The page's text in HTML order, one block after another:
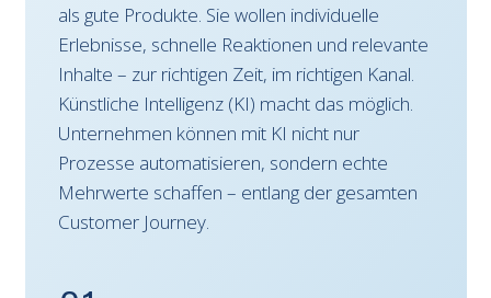
als gute Produkte. Sie wollen individuelle
Erlebnisse, schnelle Reaktionen und relevante
Inhalte – zur richtigen Zeit, im richtigen Kanal.
Künstliche Intelligenz (KI) macht das möglich.
Unternehmen können mit KI nicht nur
Prozesse automatisieren, sondern echte
Mehrwerte schaffen – entlang der gesamten
Customer Journey.